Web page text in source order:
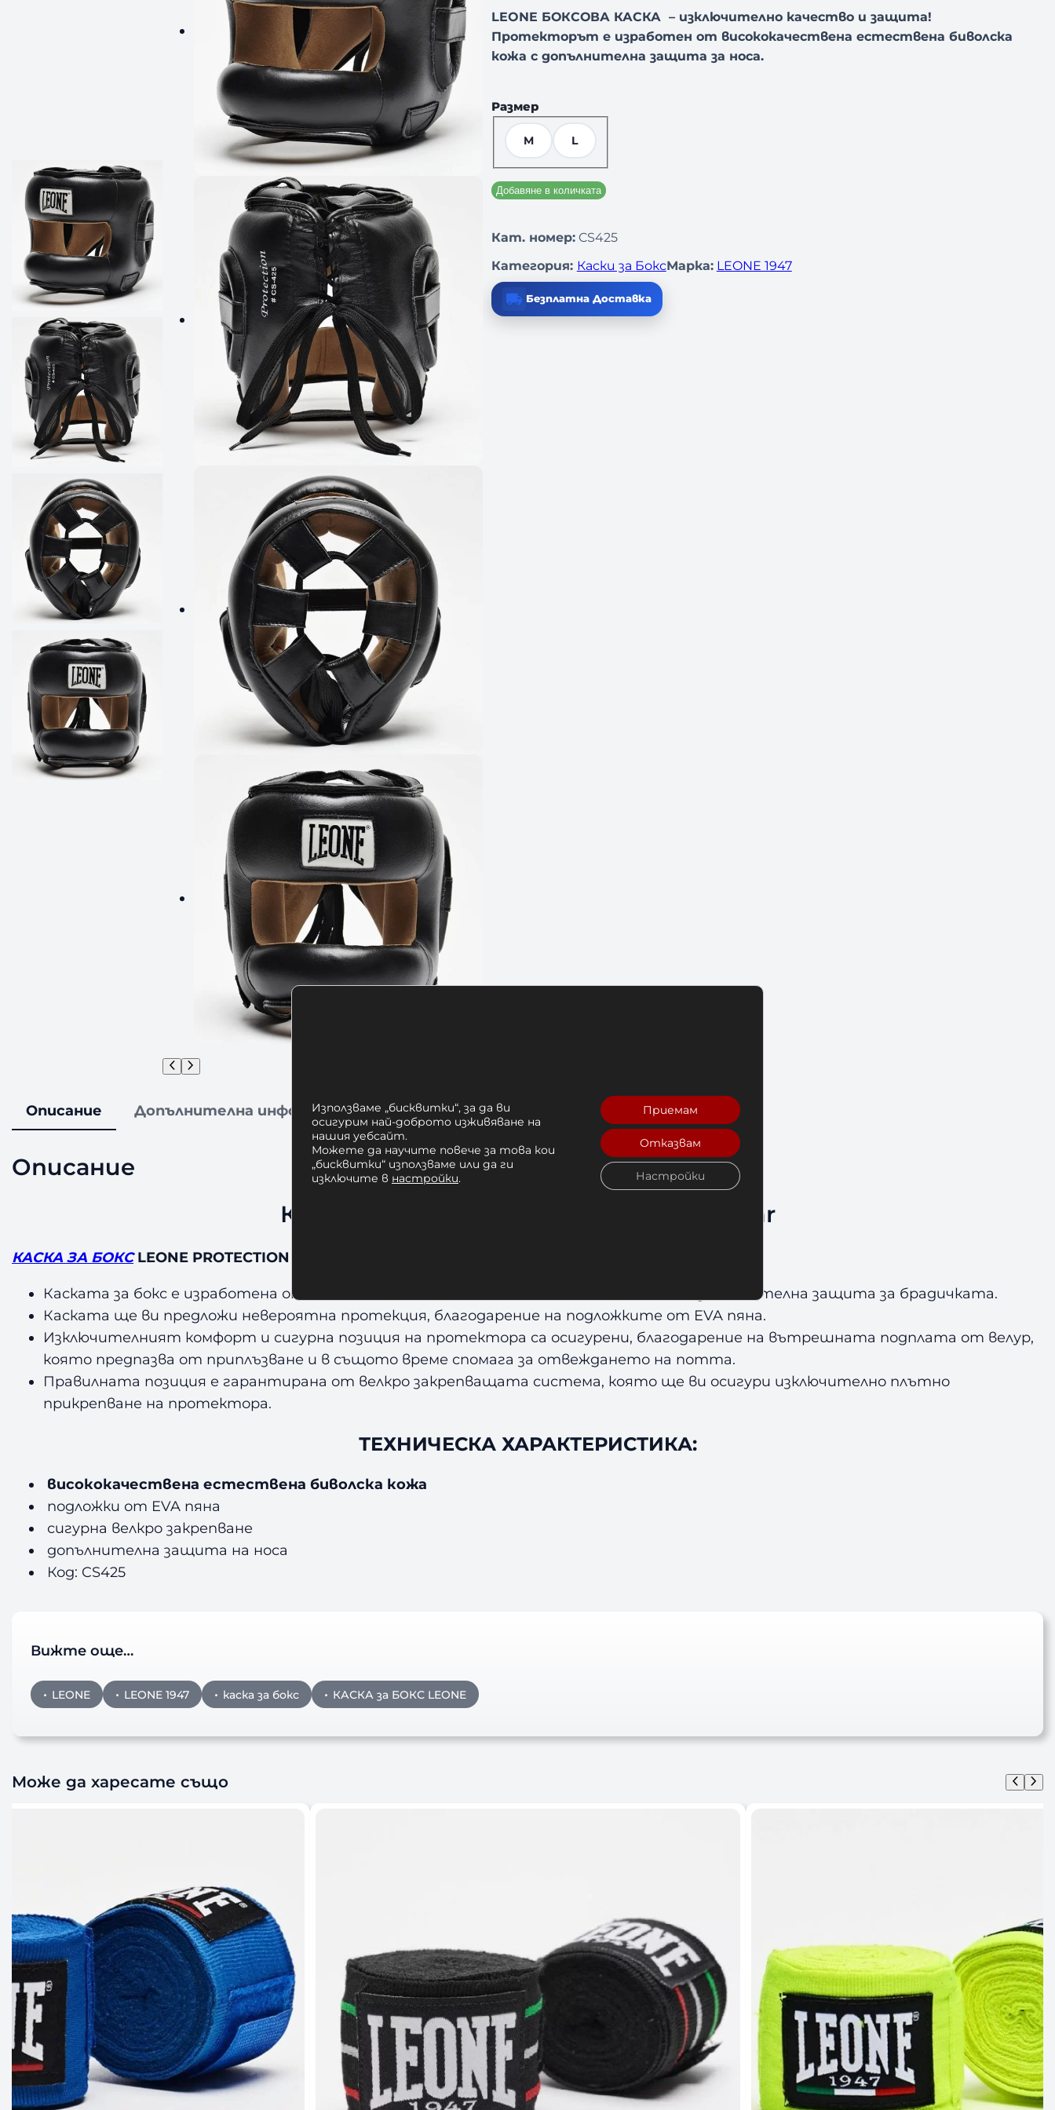
LEONE БОКСОВА КАСКА – изключително качество и защита!
Протекторът е изработен от висококачествена естествена биволска
кожа с допълнителна защита за носа.
Размер
M L
Добавяне в количката
Кат. номер: CS425
Категория: Каски за БоксМарка: LEONE 1947
Безплатна Доставка
Описание Допълнителна информация Отзиви (0)
Описание
Каска за Бокс Leone Protection Headgear
КАСКА ЗА БОКС LEONE PROTECTION HEADGEAR – изключително качество и защита!
Каската за бокс е изработена от висококачествена
с допълнителна защита за брадичката.
Каската ще ви предложи невероятна протекция, благодарение на подложките от EVA пяна.
Изключителният комфорт и сигурна позиция на протектора са осигурени, благодарение на вътрешната подплата от велур,
която предпазва от приплъзване и в същото време спомага за отвеждането на потта.
Правилната позиция е гарантирана от велкро закрепващата система, която ще ви осигури изключително плътно
прикрепване на протектора.
ТЕХНИЧЕСКА ХАРАКТЕРИСТИКА:
висококачествена естествена биволска кожа
подложки от EVA пяна
сигурна велкро закрепване
допълнителна защита на носа
Код: CS425
Вижте още…
LEONE LEONE 1947 каска за бокс КАСКА за БОКС LEONE
Може да харесате също
Използваме „бисквитки“, за да ви
осигурим най-доброто изживяване на
нашия уебсайт.
Можете да научите повече за това кои
„бисквитки“ използваме или да ги
изключите в настройки.
Приемам
Отказвам
Настройки